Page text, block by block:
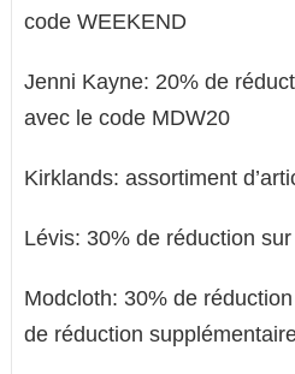
code WEEKEND
Jenni Kayne: 20% de
avec le code MDW20
Kirklands: assortiment
Lévis: 30% de réduction
Modcloth: 30% de
de réduction